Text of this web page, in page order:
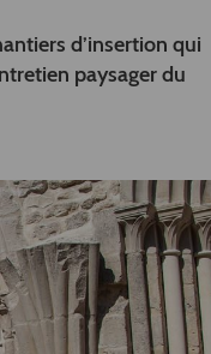
d’insertion qui
paysager du